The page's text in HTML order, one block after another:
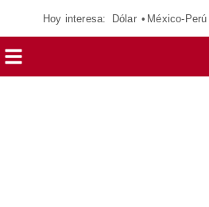
Hoy interesa: Dólar México-Perú